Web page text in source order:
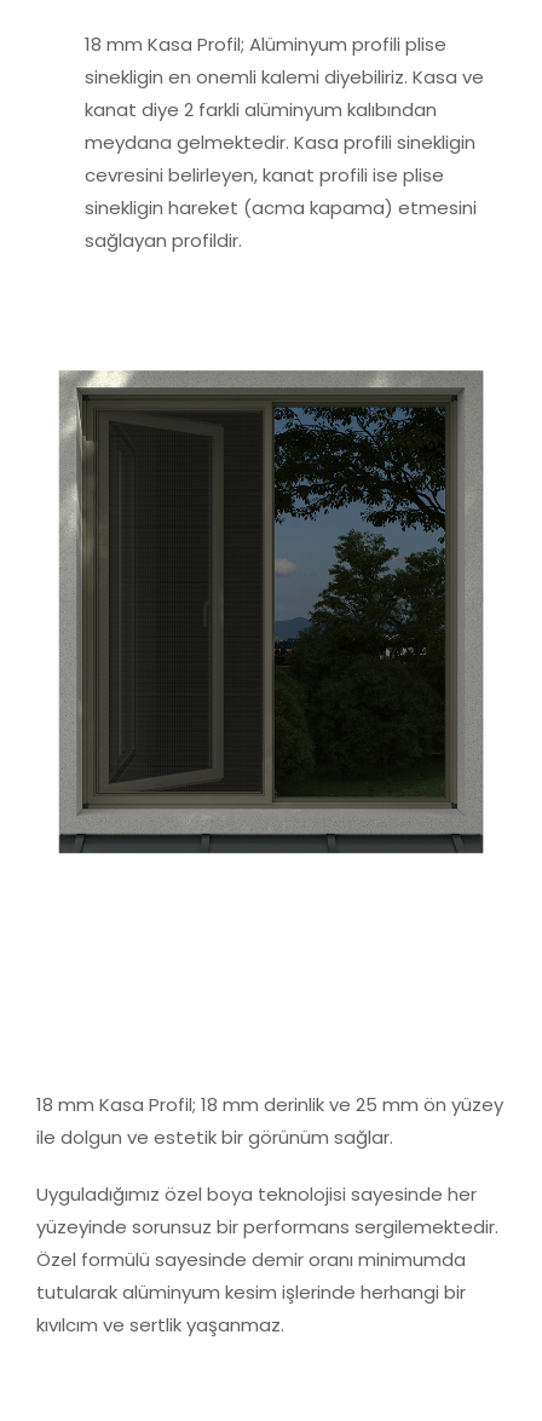
18 mm Kasa Profil; Alüminyum profili plise
sinekligin en onemli kalemi diyebiliriz. Kasa ve
kanat diye 2 farkli alüminyum kalıbından
meydana gelmektedir. Kasa profili sinekligin
cevresini belirleyen, kanat profili ise plise
sinekligin hareket (acma kapama) etmesini
sağlayan profildir.
18 mm Kasa Profil; 18 mm derinlik ve 25 mm ön yüzey
ile dolgun ve estetik bir görünüm sağlar.
Uyguladığımız özel boya teknolojisi sayesinde her
yüzeyinde sorunsuz bir performans sergilemektedir.
Özel formülü sayesinde demir oranı minimumda
tutularak alüminyum kesim işlerinde herhangi bir
kıvılcım ve sertlik yaşanmaz.